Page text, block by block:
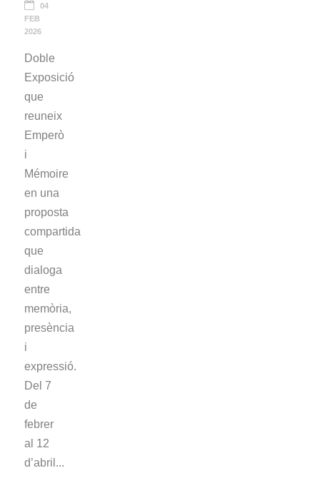
04
FEB
2026
Doble
Exposició
que
reuneix
Emperò
i
Mémoire
en una
proposta
compartida
que
dialoga
entre
memòria,
presència
i
expressió.
Del 7
de
febrer
al 12
d’abril...